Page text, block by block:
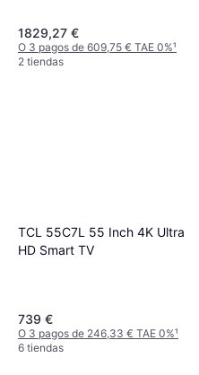
1829,27 €
O 3 pagos de 609,75 € TAE 0%¹
2 tiendas
TCL 55C7L 55 Inch 4K Ultra
HD Smart TV
739 €
O 3 pagos de 246,33 € TAE 0%¹
6 tiendas